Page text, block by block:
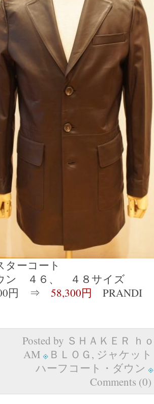
ターコート
ン ４６、 ４８サイズ
円 ⇒ 58,300円 PRANDI
Posted by ＳＨＡＫＥＲ ｈ
AM
ＢＬＯＧ, ジャケッ
ハーフコート・ダウン
Comments (0)